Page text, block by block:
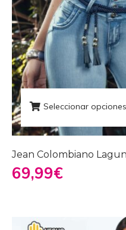
Seleccionar opciones
Jean Colombiano
69,99€